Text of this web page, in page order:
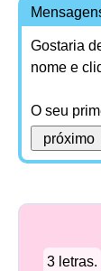
Gostaria
nome e
O seu
3 letras.